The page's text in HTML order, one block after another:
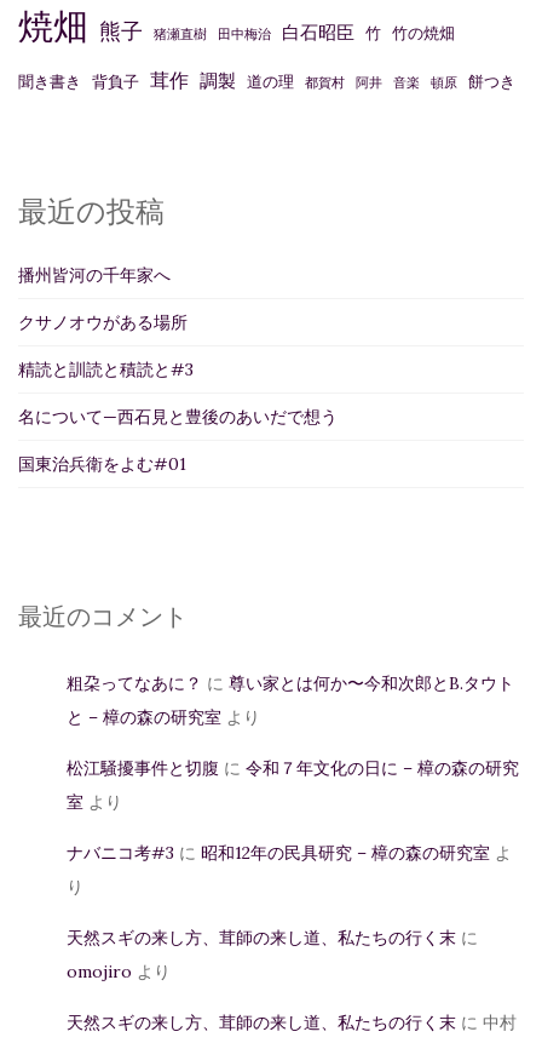
焼畑 熊子 猪瀬直樹 田中梅治 白石昭臣 竹 竹の焼畑
聞き書き 背負子 茸作 調製 道の理 都賀村 阿井 音楽 頓原 餅つき
最近の投稿
播州皆河の千年家へ
クサノオウがある場所
精読と訓読と積読と#3
名について—西石見と豊後のあいだで想う
国東治兵衛をよむ#01
最近のコメント
粗朶ってなあに？ に 尊い家とは何か〜今和次郎とB.タウト
と – 樟の森の研究室 より
松江騒擾事件と切腹 に 令和７年文化の日に – 樟の森の研究
室 より
ナバニコ考#3 に 昭和12年の民具研究 – 樟の森の研究室 よ
り
天然スギの来し方、茸師の来し道、私たちの行く末 に
omojiro より
天然スギの来し方、茸師の来し道、私たちの行く末 に 中村